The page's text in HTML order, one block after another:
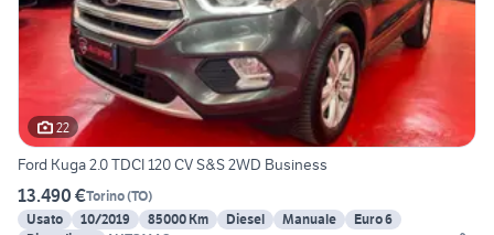
22
Ford Kuga 2.0 TDCI 120 CV S&S 2WD Business
13.490 €Torino(TO)
Usato
10/2019 85000 Km Diesel Manuale
Euro 6